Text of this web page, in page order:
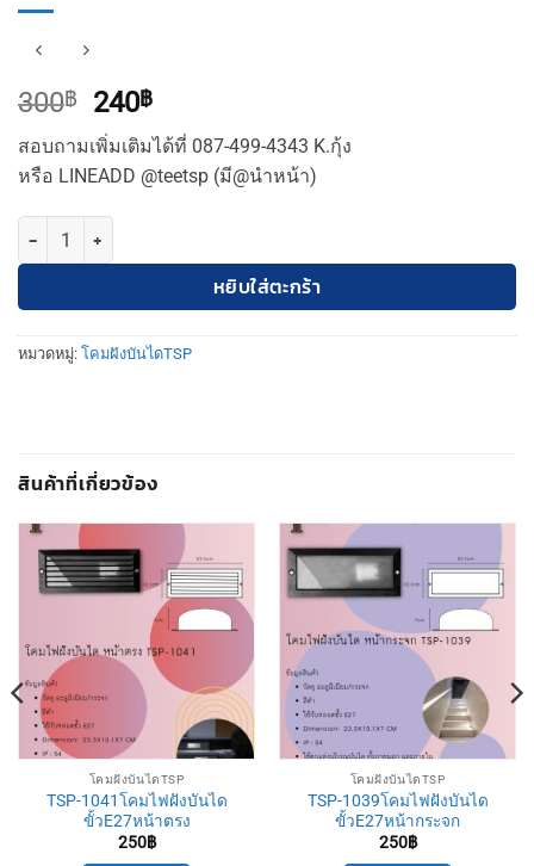
300฿
Original
price
was:
300฿.
240฿Current
price
is:
240฿.
สอบถามเพิ่มเติมได้ที่ 087-499-4343 K.กุ้ง
หรือ LINEADD @teetsp (มี@นำหน้า)
จำนวน TSP โคมฝังบันได หน้าเฉียง ดำ (TSP-1040) ชิ้น
หยิบใส่ตะกร้า
หมวดหมู่: โคมฝังบันไดTSP
สินค้าที่เกี่ยวข้อง
โคมฝังบันไดTSP
TSP-1041โคมไฟฝังบันได
ขั้วE27หน้าตรง
250฿
โคมฝังบันไดTSP
TSP-1039โคมไฟฝังบันได
ขั้วE27หน้ากระจก
250฿